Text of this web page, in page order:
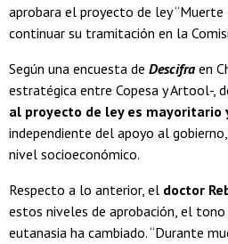
aprobara el proyecto de ley “Muerte
continuar su tramitación en la
Según una encuesta de Descifra en
estratégica entre Copesa y Artool-,
al proyecto de ley es mayoritario
independiente del apoyo al
nivel socioeconómico.
Respecto a lo anterior, el doctor
estos niveles de aprobación, el
eutanasia ha cambiado. “Durante